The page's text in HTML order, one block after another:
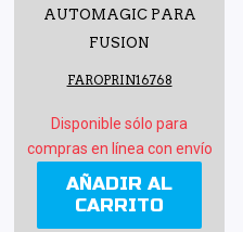
AUTOMAGIC PARA
FUSION
FAROPRIN16768
Disponible sólo para
compras en línea con envío
AÑADIR AL
CARRITO